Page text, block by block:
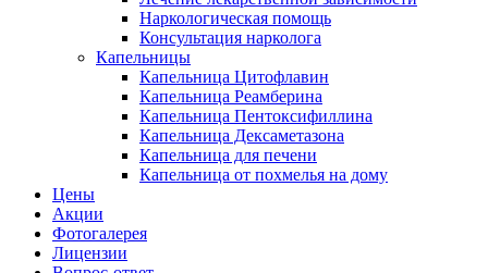
Наркологическая помощь
Консультация нарколога
Капельницы
Капельница Цитофлавин
Капельница Реамберина
Капельница Пентоксифиллина
Капельница Дексаметазона
Капельница для печени
Капельница от похмелья на дому
Цены
Акции
Фотогалерея
Лицензии